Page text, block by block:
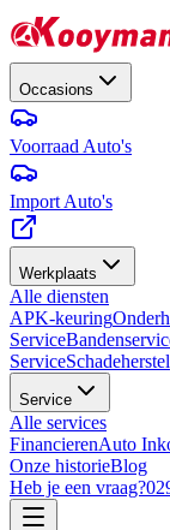
Occasions
Voorraad Auto's
Import Auto's
Werkplaats
Alle diensten
APK-keuring
Service
ServiceSchadeherstel
Service
Alle services
FinancierenAuto
Onze historieBlog
Heb je een vraag?